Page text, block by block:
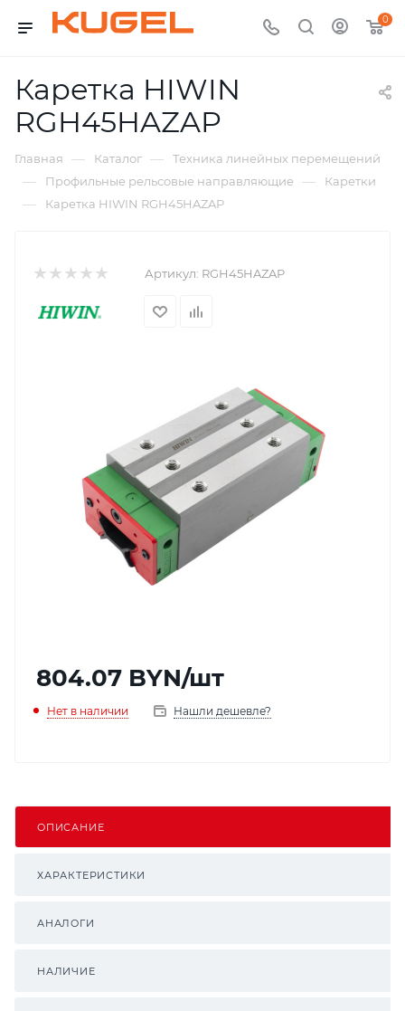
0
Каретка HIWIN
RGH45HAZAP
Главная — Каталог — Техника линейных перемещений
— Профильные рельсовые направляющие — Каретки
— Каретка HIWIN RGH45HAZAP
Артикул: RGH45HAZAP
804.07 BYN/шт
Нет в наличии Нашли дешевле?
ОПИСАНИЕ
ХАРАКТЕРИСТИКИ
АНАЛОГИ
НАЛИЧИЕ